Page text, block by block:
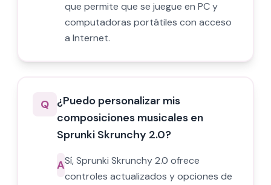
que permite que se juegue en PC y
computadoras portátiles con acceso
a Internet.
Q ¿Puedo personalizar mis
composiciones musicales en
Sprunki Skrunchy 2.0?
ASí, Sprunki Skrunchy 2.0 ofrece
controles actualizados y opciones de